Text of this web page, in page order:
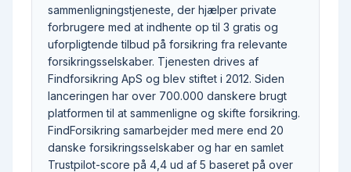
sammenligningstjeneste, der hjælper private
forbrugere med at indhente op til 3 gratis og
uforpligtende tilbud på forsikring fra relevante
forsikringsselskaber. Tjenesten drives af
Findforsikring ApS og blev stiftet i 2012. Siden
lanceringen har over 700.000 danskere brugt
platformen til at sammenligne og skifte forsikring.
FindForsikring samarbejder med mere end 20
danske forsikringsselskaber og har en samlet
Trustpilot-score på 4,4 ud af 5 baseret på over